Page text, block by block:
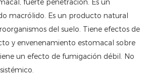
fuerte penetración. Es un
macrólido. Es un producto natural
del suelo. Tiene efectos de
y envenenamiento estomacal sobre
un efecto de fumigación débil. No